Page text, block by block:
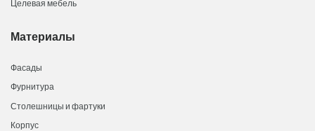
Целевая мебель
Материалы
Фасады
Фурнитура
Столешницы и фартуки
Корпус